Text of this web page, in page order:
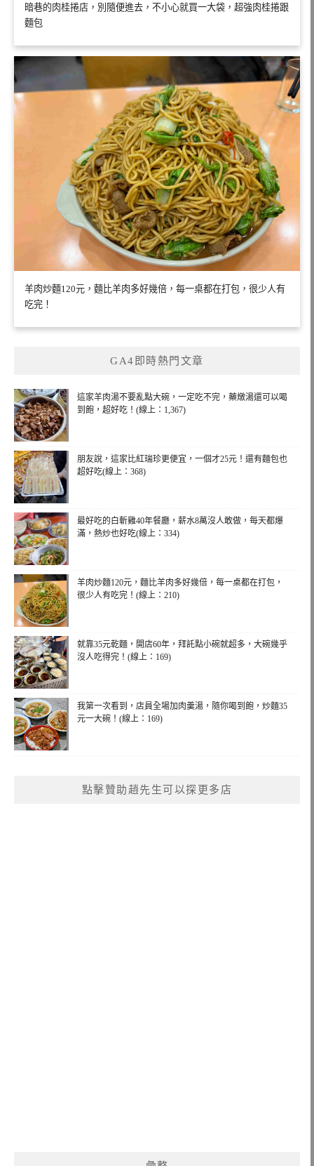
暗巷的肉桂捲店，別隨便進去，不小心就買一大袋，超強肉桂捲跟
麵包
羊肉炒麵120元，麵比羊肉多好幾倍，每一桌都在打包，很少人有
吃完！
GA4即時熱門文章
這家羊肉湯不要亂點大碗，一定吃不完，藥燉湯還可以喝
到飽，超好吃！(線上：1,367)
朋友說，這家比紅瑞珍更便宜，一個才25元！還有麵包也
超好吃(線上：368)
最好吃的白斬雞40年餐廳，薪水8萬沒人敢做，每天都爆
滿，熱炒也好吃(線上：334)
羊肉炒麵120元，麵比羊肉多好幾倍，每一桌都在打包，
很少人有吃完！(線上：210)
就靠35元乾麵，開店60年，拜託點小碗就超多，大碗幾乎
沒人吃得完！(線上：169)
我第一次看到，店員全場加肉羹湯，隨你喝到飽，炒麵35
元一大碗！(線上：169)
點擊贊助趙先生可以探更多店